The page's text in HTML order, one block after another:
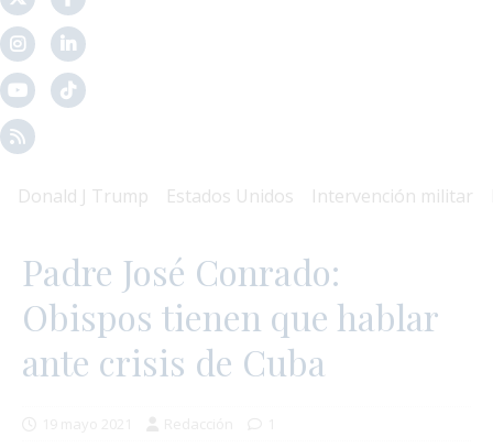
J Trump Estados Unidos Intervención militar
Padre José Conrado:
Obispos tienen que hablar
ante crisis de Cuba